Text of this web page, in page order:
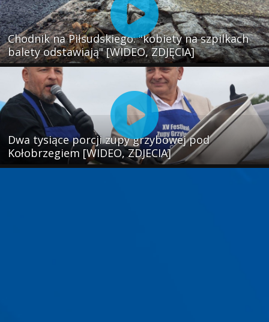
Chodnik na Piłsudskiego: "kobiety na szpilkach
balety odstawiają" [WIDEO, ZDJĘCIA]
Dwa tysiące porcji zupy grzybowej pod
Kołobrzegiem [WIDEO, ZDJECIA]